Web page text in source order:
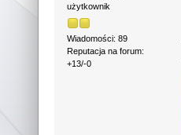
użytkownik
Wiadomości: 89
Reputacja na forum:
+13/-0